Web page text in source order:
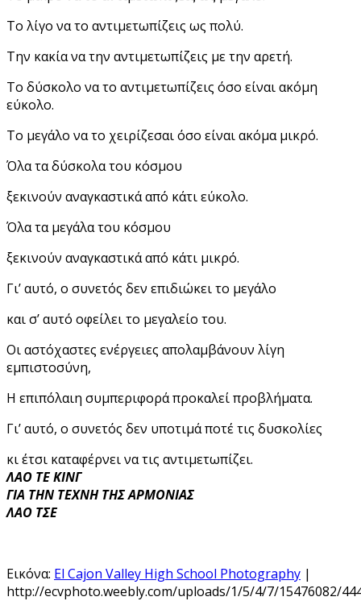
Το λίγο να το αντιμετωπίζεις ως πολύ.
Την κακία να την αντιμετωπίζεις με την αρετή.
Το δύσκολο να το αντιμετωπίζεις όσο είναι ακόμη
εύκολο.
Tο μεγάλο να το χειρίζεσαι όσο είναι ακόμα μικρό.
Όλα τα δύσκολα του κόσμου
ξεκινούν αναγκαστικά από κάτι εύκολο.
Όλα τα μεγάλα του κόσμου
ξεκινούν αναγκαστικά από κάτι μικρό.
Γι’ αυτό, ο συνετός δεν επιδιώκει το μεγάλο
και σ’ αυτό οφείλει το μεγαλείο του.
Οι αστόχαστες ενέργειες απολαμβάνουν λίγη
εμπιστοσύνη,
Η επιπόλαιη συμπεριφορά προκαλεί προβλήματα.
Γι’ αυτό, ο συνετός δεν υποτιμά ποτέ τις δυσκολίες
κι έτσι καταφέρνει να τις αντιμετωπίζει.
ΛΑΟ ΤΕ ΚΙΝΓ
ΓΙΑ ΤΗΝ ΤΕΧΝΗ ΤΗΣ ΑΡΜΟΝΙΑΣ
ΛΑΟ ΤΣΕ
Εικόνα: El Cajon Valley High School Photography |
http://ecvphoto.weebly.com/uploads/1/5/4/7/15476082/